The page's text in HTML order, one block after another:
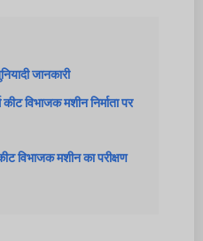
जानकारी
विभाजक मशीन निर्माता पर
विभाजक मशीन का परीक्षण